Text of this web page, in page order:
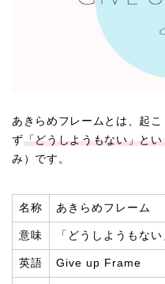
あきらめフレームとは、起
ず「どうしようもない」と
み）です。
名称 あきらめフレーム
意味 「どうしようもな
英語 Give up Frame